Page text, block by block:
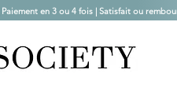
Paiement en 3 ou 4 fois | Satisfait ou